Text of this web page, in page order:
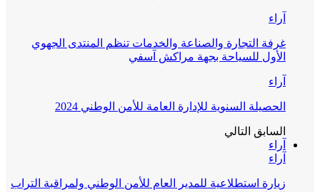
آراء
غرفة التجارة والصناعة والخدمات تنظم المنتدى الجهوي
الأول للسياحة بجهة مراكش آسفي
آراء
الحصيلة السنوية للإدارة العامة للأمن الوطني 2024
السابق التالي
آراء
آراء
زيارة استطلاعية للمدير العام للأمن الوطني ولمراقبة التراب